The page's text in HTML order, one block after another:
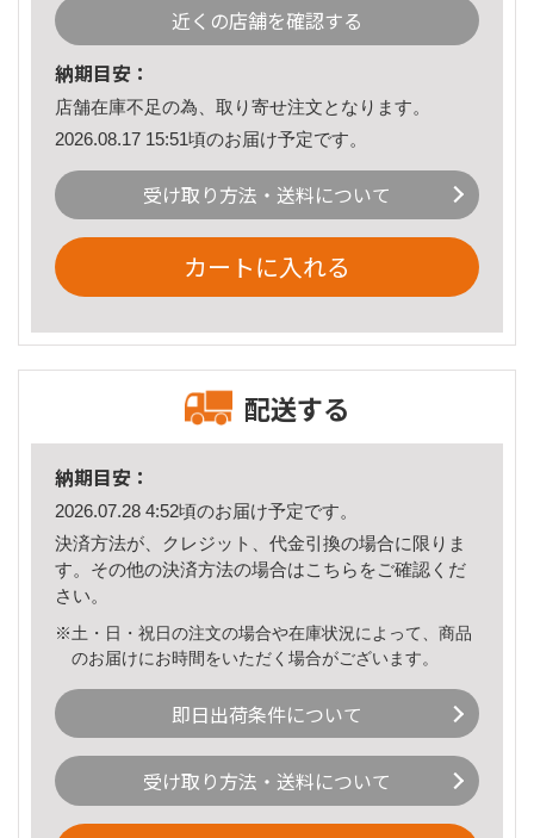
近くの店舗を確認する
納期目安：
店舗在庫不足の為、取り寄せ注文となります。
2026.08.17 15:51頃のお届け予定です。
受け取り方法・送料について
カートに入れる
配送する
納期目安：
2026.07.28 4:52頃のお届け予定です。
決済方法が、クレジット、代金引換の場合に限りま
す。その他の決済方法の場合はこちら をご確認くだ
さい。
※土・日・祝日の注文の場合や在庫状況によって、商品
のお届けにお時間をいただく場合がございます。
即日出荷条件について
受け取り方法・送料について